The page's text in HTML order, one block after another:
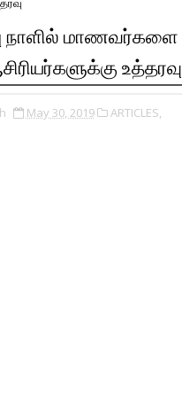
நாளில் மாணவர்களை
உத்தரவு
May 30, 2019 ARTICLES,